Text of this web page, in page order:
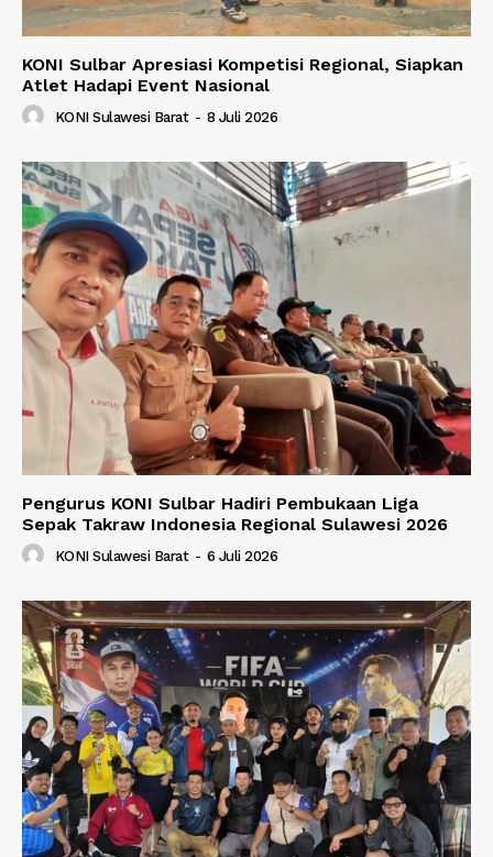
KONI Sulbar Apresiasi Kompetisi Regional, Siapkan
Atlet Hadapi Event Nasional
KONI Sulawesi Barat - 8 Juli 2026
Pengurus KONI Sulbar Hadiri Pembukaan Liga
Sepak Takraw Indonesia Regional Sulawesi 2026
KONI Sulawesi Barat - 6 Juli 2026